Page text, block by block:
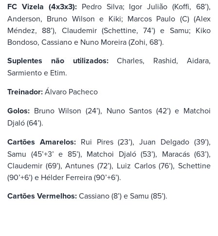
FC Vizela (4x3x3):Pedro Silva; Igor Julião (Koffi, 68’),
Anderson, Bruno Wilson e Kiki; Marcos Paulo (C) (Alex
Méndez, 88’), Claudemir (Schettine, 74’) e Samu; Kiko
Bondoso, Cassiano e Nuno Moreira (Zohi, 68’).
Suplentes não utilizados:Charles, Rashid, Aidara,
Sarmiento e Etim.
Treinador:Álvaro Pacheco
Golos: Bruno Wilson (24’), Nuno Santos (42’) e Matchoi
Djaló (64’).
Cartões Amarelos:Rui Pires (23’), Juan Delgado (39’),
Samu (45’+3’ e 85’), Matchoi Djaló (53’), Maracás (63’),
Claudemir (69’), Antunes (72’), Luiz Carlos (76’), Schettine
(90’+6’) e Hélder Ferreira (90’+6’).
Cartões Vermelhos:Cassiano (8’) e Samu (85’).